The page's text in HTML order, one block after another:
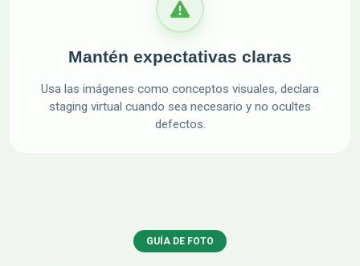
Mantén expectativas claras
Usa las imágenes como conceptos visuales, declara
staging virtual cuando sea necesario y no ocultes
defectos.
GUÍA DE FOTO